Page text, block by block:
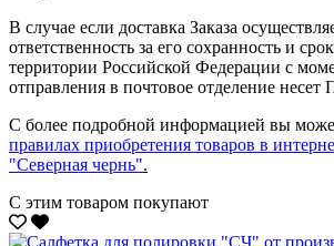
В случае если доставка Заказа
ответственность за его сохранность и
территории Российской Федерации с
отправления в почтовое отделение несет
С более подробной информацией вы
правилах приобретения товаров в
"Северная чернь".
С этим товаром покупают